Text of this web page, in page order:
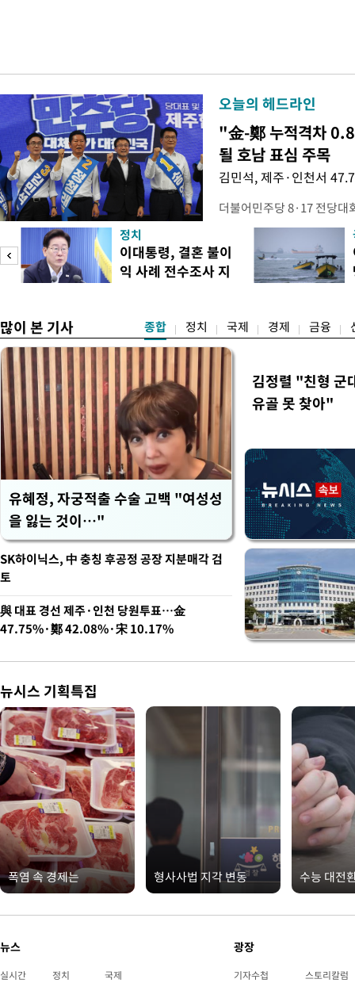
오늘의 헤드라인
"金-鄭 누적격차
될 호남 표심 주목
김민석, 제주·인천서
더불어민주당 8·17 전당대
보가 8일 제주·인천 지역
다. 앞서 정청래 후보 우세
·울산·경남 경선에서 1승
제주·인천 경선에서 이기
정치
이대통령, 결혼 불이
익 사례 전수조사 지
많이 본 기사 종합 정치 국제 경제 금융
유혜정, 자궁적출 수술 고백 "여성성
을 잃는 것이…"
김정렬 "친형 군
유골 못 찾아"
SK하이닉스, 中 충칭 후공정 공장 지분매각 검
토
與 대표 경선 제주·인천 당원투표…金
47.75%·鄭 42.08%·宋 10.17%
뉴시스 기획특집
폭염 속 경제는 형사사법 지각 변동 수능 대전
뉴스
실시간 정치 국제
광장
기자수첩 스토리칼럼